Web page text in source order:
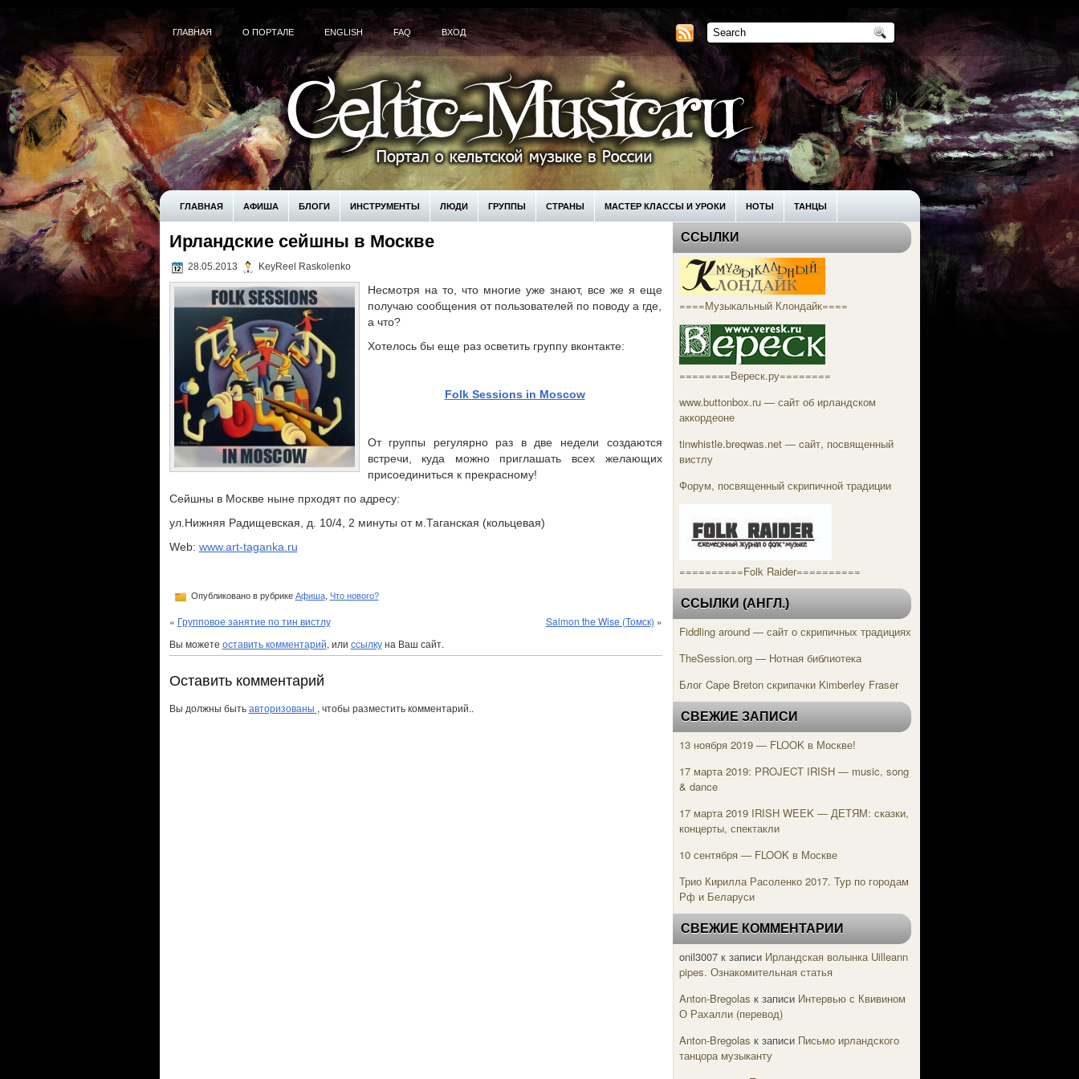
ГЛАВНАЯ О ПОРТАЛЕ ENGLISH FAQ ВХОД
ГЛАВНАЯ АФИША БЛОГИ ИНСТРУМЕНТЫ ЛЮДИ ГРУППЫ СТРАНЫ МАСТЕР КЛАССЫ И УРОКИ НОТЫ ТАНЦЫ
! БЕЗ РУБРИКИ UNCATEGORIZED КУПИТЬ
Ирландские сейшны в Москве
28.05.2013 KeyReel Raskolenko
Несмотря на то, что многие уже знают, все же я еще
получаю сообщения от пользователей по поводу а где,
а что?
Хотелось бы еще раз осветить группу вконтакте:
Folk Sessions in Moscow
От группы регулярно раз в две недели создаются
встречи, куда можно приглашать всех желающих
присоединиться к прекрасному!
Сейшны в Москве ныне прходят по адресу:
ул.Нижняя Радищевская, д. 10/4, 2 минуты от м.Таганская (кольцевая)
Web: www.art-taganka.ru
Опубликовано в рубрике Афиша, Что нового?
« Групповое занятие по тин вистлу Salmon the Wise (Томск) »
Вы можете оставить комментарий, или ссылкуна Ваш сайт.
Оставить комментарий
Вы должны бытьавторизованы , чтобы разместить комментарий..
ССЫЛКИ
====Музыкальный Клондайк====
========Вереск.ру========
www.buttonbox.ru — сайт об ирландском
аккордеоне
tinwhistle.breqwas.net — cайт, посвященный
вистлу
Форум, посвященный скрипичной традиции
==========Folk Raider==========
ССЫЛКИ (АНГЛ.)
Fiddling around — сайт о скрипичных традициях
TheSession.org — Нотная библиотека
Блог Cape Breton скрипачки Kimberley Fraser
СВЕЖИЕ ЗАПИСИ
13 ноября 2019 — FLOOK в Москве!
17 марта 2019: PROJECT IRISH — music, song
& dance
17 марта 2019 IRISH WEEK — ДЕТЯМ: сказки,
концерты, спектакли
10 сентября — FLOOK в Москве
Трио Кирилла Расоленко 2017. Тур по городам
Рф и Беларуси
СВЕЖИЕ КОММЕНТАРИИ
onil3007к записи Ирландская волынка Uilleann
pipes. Ознакомительная статья
Anton-Bregolas к записи Интервью с Квивином
О Рахалли (перевод)
Anton-Bregolas к записи Письмо ирландского
танцора музыканту